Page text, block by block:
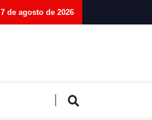
7 de agosto de 2026